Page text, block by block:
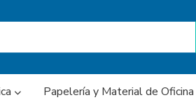
Papelería y Material de